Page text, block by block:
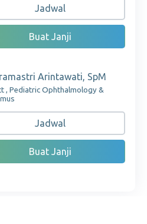
Jadwal
Buat Janji
Arintawati, SpM
, Pediatric Ophthalmology &
Jadwal
Buat Janji